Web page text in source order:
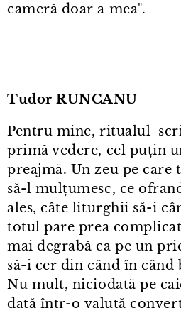
cameră doar a mea".
Tudor RUNCANU
Pentru mine, ritualul
primă vedere, cel puțin
preajmă. Un zeu pe care
să-l mulțumesc, ce
ales, câte liturghii să-i
totul pare prea
mai degrabă ca pe un
să-i cer din când în
Nu mult, niciodată pe
dată într⁠-⁠o valută